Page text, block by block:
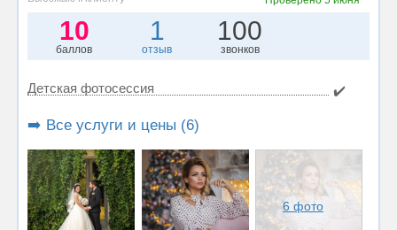
10
баллов
1
отзыв
100
звонков
Детская фотосессия ✔️
➡️ Все услуги и цены (6)
6 фото